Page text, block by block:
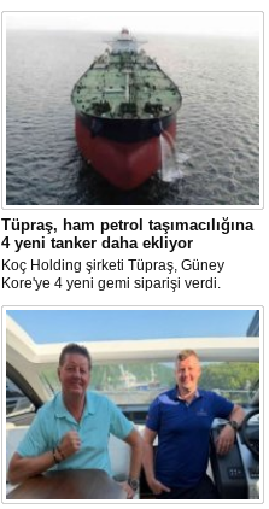
Tüpraş, ham petrol taşımacılığına
4 yeni tanker daha ekliyor
Koç Holding şirketi Tüpraş, Güney
Kore'ye 4 yeni gemi siparişi verdi.
Toplam yatırım tutarı 370 milyon doları
aşan, her biri yaklaşık 157.000 DWT
taşıma kapasitesine sahip tankerlerin
2029 yılı içerisinde teslim alınması
planlanıyor.